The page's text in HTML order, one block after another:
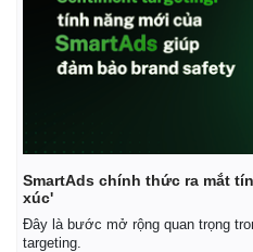
SmartAds chính thức ra mắt
xúc'
Đây là bước mở rộng quan trọng
targeting.